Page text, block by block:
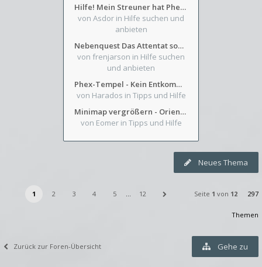
Hilfe! Mein Streuner hat Phexens Gunst verloren...
von Asdor in Hilfe suchen und
anbieten
Nebenquest Das Attentat sowie Beilunker Reiter und zwei kleine Ausrüstungsfragen
von frenjarson in Hilfe suchen
und anbieten
Phex-Tempel - Kein Entkommen aus Weinkeller/Bibliothek Trakt
von Harados in Tipps und Hilfe
Minimap vergrößern - Orientierung in Blutzinnen
von Eomer in Tipps und Hilfe
Neues Thema
1 2 3 4 5 … 12 Seite 1 von 12 297
Themen
Zurück zur Foren-Übersicht Gehe zu